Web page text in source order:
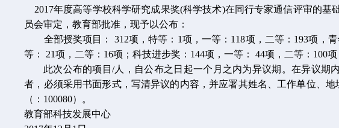
2017年度高等学校科学研究成果奖(科学技术)在同行专家通信评审的
员会审定，教育部批准，现予以公布：
全部授奖项目： 312项，特等：1项，一等：118项，二等：193项，青
等： 21项，二等：16项；科技进步奖：144项，一等： 44项，二等：100
此次公布的项目/人，自公布之日起一个月之内为异议期。在异议期
者，必须采用书面形式，写清异议的内容，并应署其姓名、工作单位、
（：100080）。
教育部科技发展中心